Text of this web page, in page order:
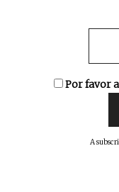
Por favor
A